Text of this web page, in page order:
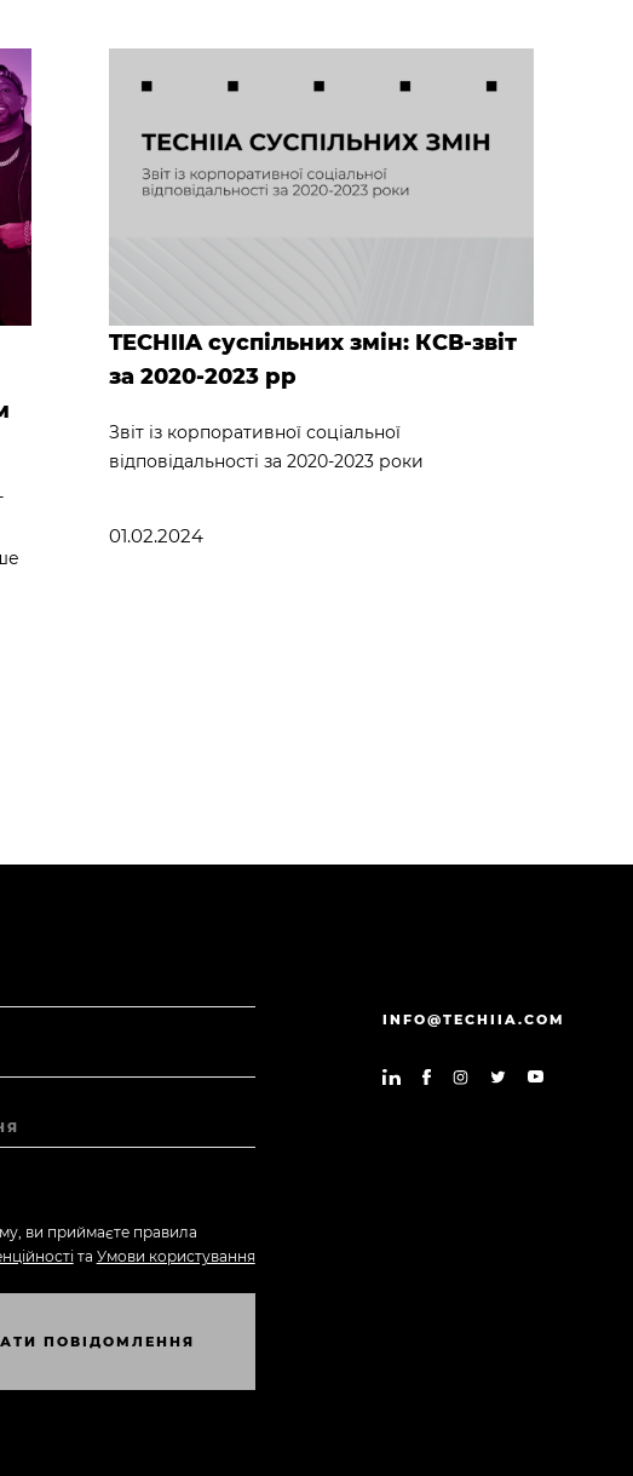
TECHIIA суспільних змін: КСВ-звіт
за 2020-2023 рр
Звіт із корпоративної соціальної
відповідальності за 2020-2023 роки
01.02.2024
ви приймаєте правила
та Умови користування
АТИ ПОВІДОМЛЕННЯ
INFO@TECHIIA.COM